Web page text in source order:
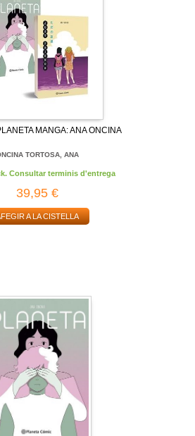
MANGA: ANA ONCINA
TORTOSA, ANA
Consultar terminis d'entrega
39,95 €
A LA CISTELLA